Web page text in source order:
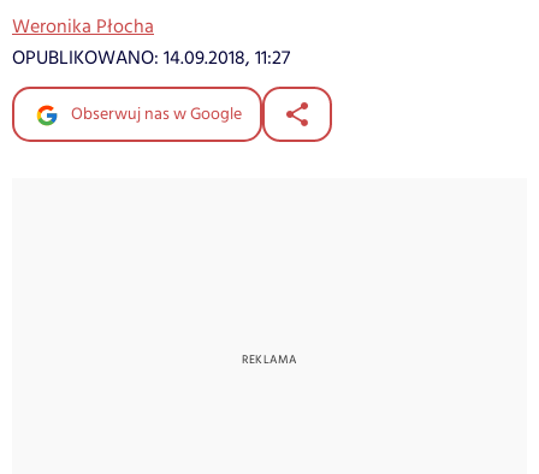
Weronika Płocha
OPUBLIKOWANO: 14.09.2018, 11:27
Obserwuj nas w Google